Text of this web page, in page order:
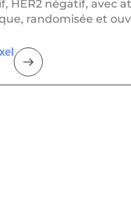
HER2 négatif, avec
randomisée et